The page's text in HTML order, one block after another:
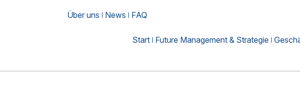
Über uns News FAQ
Start Future Management & Strategie